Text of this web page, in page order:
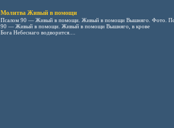
Молитва Живый в помощи
Псалом 90 — Живый в помощи. Живый в помощи Вышняго. Фото.
90 — Живый в помощи. Живый в помощи Вышняго, в крове
Бога Небеснаго водворится....